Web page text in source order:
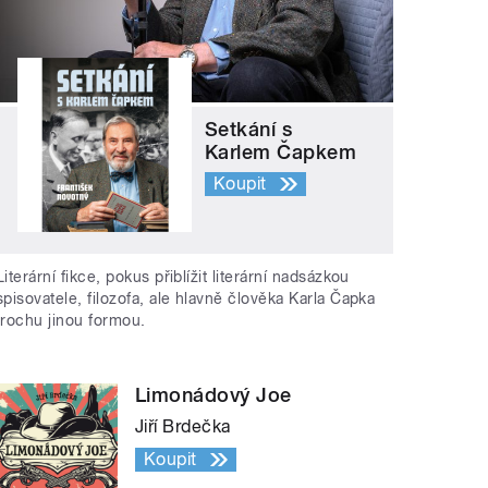
Setkání s
Karlem Čapkem
Koupit
fikce, pokus přiblížit literární nadsázkou
filozofa, ale hlavně člověka Karla Čapka
jinou formou.
Limonádový Joe
Jiří Brdečka
Koupit